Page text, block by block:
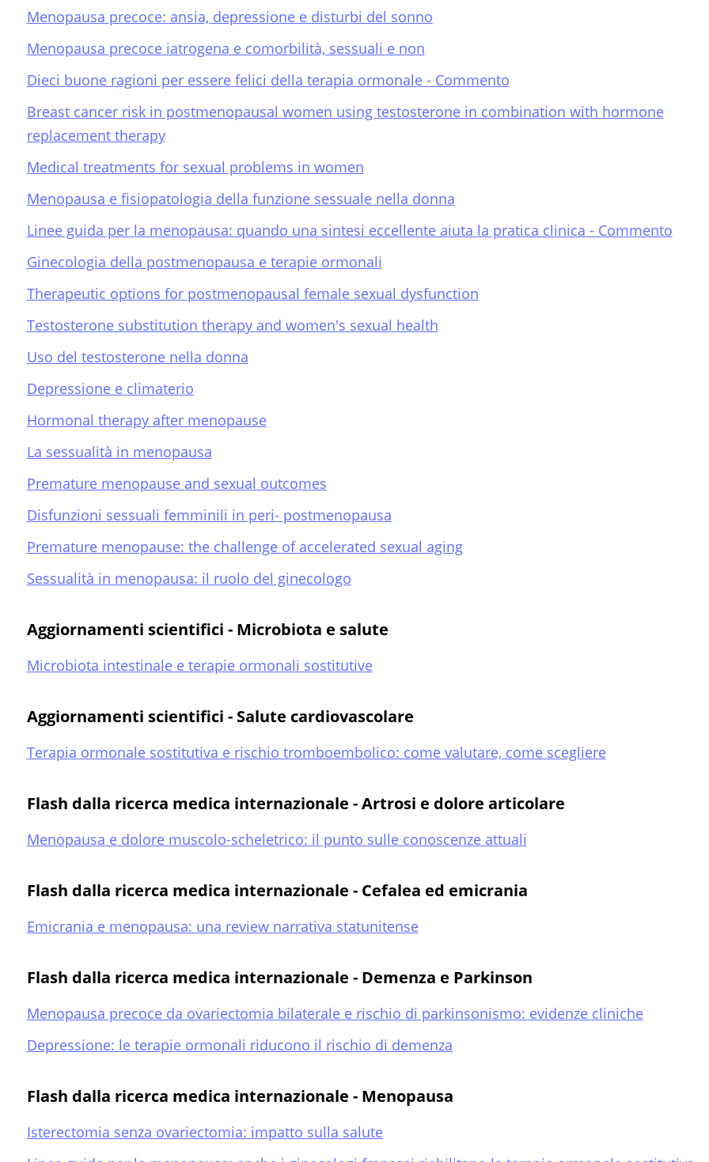
Menopausa precoce: ansia, depressione e disturbi del sonno
Menopausa precoce iatrogena e comorbilità, sessuali e non
Dieci buone ragioni per essere felici della terapia ormonale - Commento
Breast cancer risk in postmenopausal women using testosterone in combination with hormone
replacement therapy
Medical treatments for sexual problems in women
Menopausa e fisiopatologia della funzione sessuale nella donna
Linee guida per la menopausa: quando una sintesi eccellente aiuta la pratica clinica - Commento
Ginecologia della postmenopausa e terapie ormonali
Therapeutic options for postmenopausal female sexual dysfunction
Testosterone substitution therapy and women's sexual health
Uso del testosterone nella donna
Depressione e climaterio
Hormonal therapy after menopause
La sessualità in menopausa
Premature menopause and sexual outcomes
Disfunzioni sessuali femminili in peri- postmenopausa
Premature menopause: the challenge of accelerated sexual aging
Sessualità in menopausa: il ruolo del ginecologo
Aggiornamenti scientifici - Microbiota e salute
Microbiota intestinale e terapie ormonali sostitutive
Aggiornamenti scientifici - Salute cardiovascolare
Terapia ormonale sostitutiva e rischio tromboembolico: come valutare, come scegliere
Flash dalla ricerca medica internazionale - Artrosi e dolore articolare
Menopausa e dolore muscolo-scheletrico: il punto sulle conoscenze attuali
Flash dalla ricerca medica internazionale - Cefalea ed emicrania
Emicrania e menopausa: una review narrativa statunitense
Flash dalla ricerca medica internazionale - Demenza e Parkinson
Menopausa precoce da ovariectomia bilaterale e rischio di parkinsonismo: evidenze cliniche
Depressione: le terapie ormonali riducono il rischio di demenza
Flash dalla ricerca medica internazionale - Menopausa
Isterectomia senza ovariectomia: impatto sulla salute